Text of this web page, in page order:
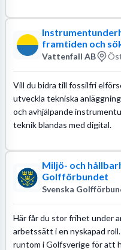
framtiden och
Vattenfall AB
Vill du bidra till fossilfri
utveckla tekniska
och avhjälpande
teknik blandas med digital.
Miljö- och
Golfförbundet
Svenska
Här får du stor frihet under
arbetssätt i en nyskapad
runtom i Golfsverige för att